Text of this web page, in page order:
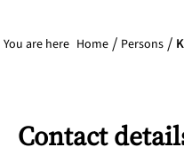
You are here Home Persons
Contact